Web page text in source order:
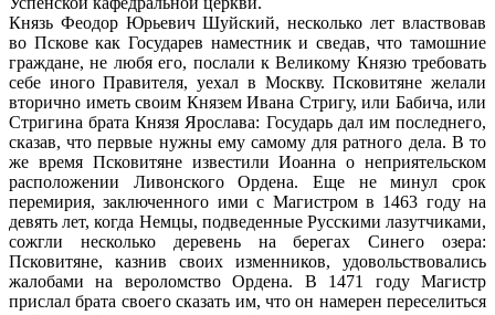
Князь Феодор Юрьевич Шуйский, несколько лет властвовав
во Пскове как Государев наместник и сведав, что тамошние
граждане, не любя его, послали к Великому Князю требовать
себе иного Правителя, уехал в Москву. Псковитяне желали
вторично иметь своим Князем Ивана Стригу, или Бабича, или
Стригина брата Князя Ярослава: Государь дал им последнего,
сказав, что первые нужны ему самому для ратного дела. В то
же время Псковитяне известили Иоанна о неприятельском
расположении Ливонского Ордена. Еще не минул срок
перемирия, заключенного ими с Магистром в 1463 году на
девять лет, когда Немцы, подведенные Русскими лазутчиками,
сожгли несколько деревень на берегах Синего озера:
Псковитяне, казнив своих изменников, удовольствовались
жалобами на вероломство Ордена. В 1471 году Магистр
прислал брата своего сказать им, что он намерен переселиться